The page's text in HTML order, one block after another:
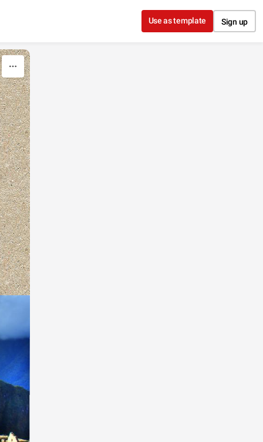
Use as template Sign up